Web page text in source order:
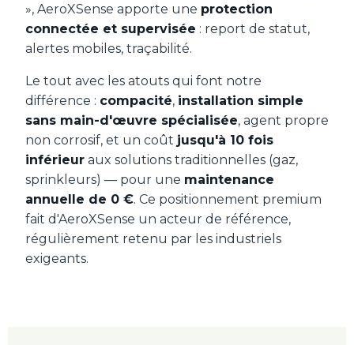
», AeroXSense apporte une protection
connectée et supervisée : report de statut,
alertes mobiles, traçabilité.
Le tout avec les atouts qui font notre
différence : compacité, installation simple
sans main-d'œuvre spécialisée, agent propre
non corrosif, et un coût jusqu'à 10 fois
inférieur aux solutions traditionnelles (gaz,
sprinkleurs) — pour une maintenance
annuelle de 0 €. Ce positionnement premium
fait d'AeroXSense un acteur de référence,
régulièrement retenu par les industriels
exigeants.